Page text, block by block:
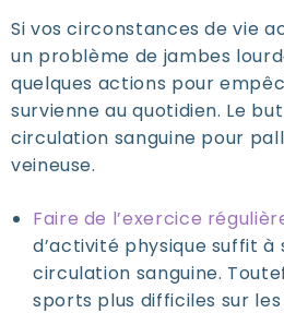
Si vos circonstances de vie
un problème de jambes
quelques actions pour
survienne au quotidien. Le
circulation sanguine pour
veineuse.
Faire de l’exercice
d’activité physique suffit à
circulation sanguine.
sports plus difficiles sur